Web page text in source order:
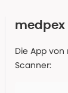
medpex
Die App
Scanner: